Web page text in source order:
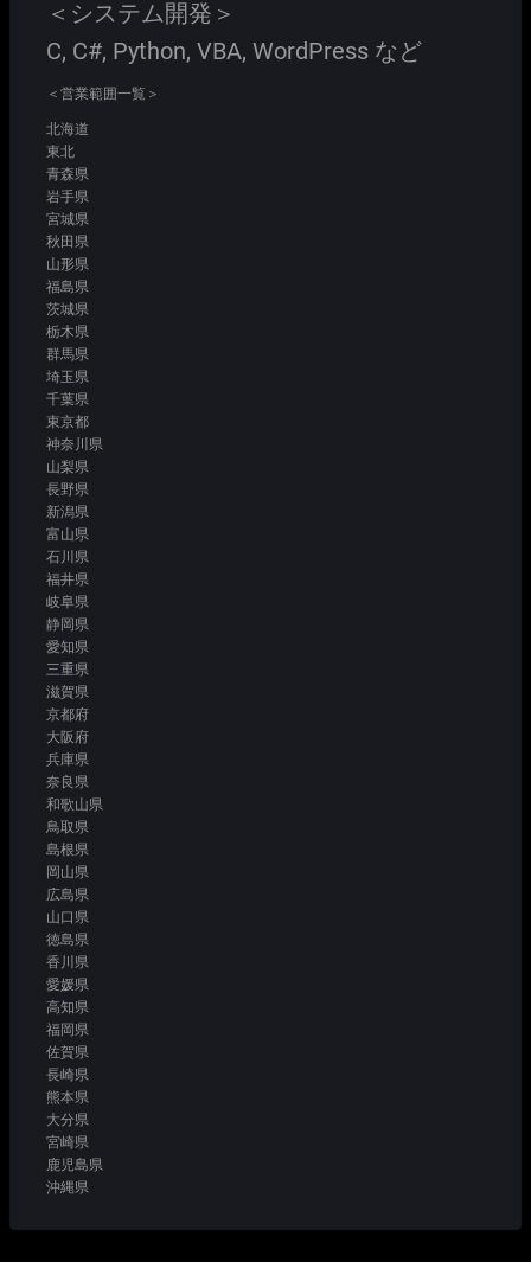
＜システム開発＞
C, C#, Python, VBA, WordPress など
＜営業範囲一覧＞
北海道
東北
青森県
岩手県
宮城県
秋田県
山形県
福島県
茨城県
栃木県
群馬県
埼玉県
千葉県
東京都
神奈川県
山梨県
長野県
新潟県
富山県
石川県
福井県
岐阜県
静岡県
愛知県
三重県
滋賀県
京都府
大阪府
兵庫県
奈良県
和歌山県
鳥取県
島根県
岡山県
広島県
山口県
徳島県
香川県
愛媛県
高知県
福岡県
佐賀県
長崎県
熊本県
大分県
宮崎県
鹿児島県
沖縄県